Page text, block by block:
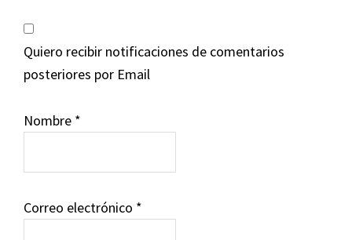
Quiero recibir notificaciones de comentarios
posteriores por Email
Nombre *
Correo electrónico *